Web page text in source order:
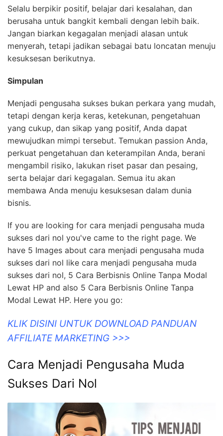
Selalu berpikir positif, belajar dari kesalahan, dan
berusaha untuk bangkit kembali dengan lebih baik.
Jangan biarkan kegagalan menjadi alasan untuk
menyerah, tetapi jadikan sebagai batu loncatan menuju
kesuksesan berikutnya.
Simpulan
Menjadi pengusaha sukses bukan perkara yang mudah,
tetapi dengan kerja keras, ketekunan, pengetahuan
yang cukup, dan sikap yang positif, Anda dapat
mewujudkan mimpi tersebut. Temukan passion Anda,
perkuat pengetahuan dan keterampilan Anda, berani
mengambil risiko, lakukan riset pasar dan pesaing,
serta belajar dari kegagalan. Semua itu akan
membawa Anda menuju kesuksesan dalam dunia
bisnis.
If you are looking for cara menjadi pengusaha muda
sukses dari nol you've came to the right page. We
have 5 Images about cara menjadi pengusaha muda
sukses dari nol like cara menjadi pengusaha muda
sukses dari nol, 5 Cara Berbisnis Online Tanpa Modal
Lewat HP and also 5 Cara Berbisnis Online Tanpa
Modal Lewat HP. Here you go:
KLIK DISINI UNTUK DOWNLOAD PANDUAN
AFFILIATE MARKETING >>>
Cara Menjadi Pengusaha Muda
Sukses Dari Nol